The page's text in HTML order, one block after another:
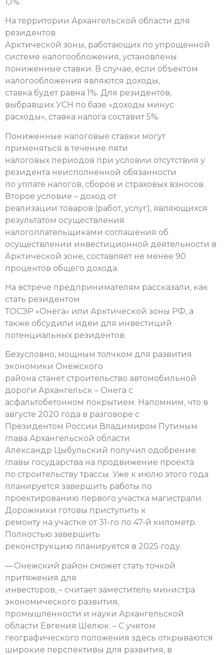
На территории Архангельской области для
резидентов
Арктической зоны, работающих по упрощенной
системе налогообложения, установлены
пониженные ставки. В случае, если объектом
налогообложения являются доходы,
ставка будет равна 1%. Для резидентов,
выбравших УСН по базе «доходы минус
расходы», ставка налога составит 5%.
Пониженные налоговые ставки могут
применяться в течение пяти
налоговых периодов при условии отсутствия у
резидента неисполненной обязанности
по уплате налогов, сборов и страховых взносов.
Второе условие – доход от
реализации товаров (работ, услуг), являющихся
результатом осуществления
налогоплательщиками соглашения об
осуществлении инвестиционной деятельности в
Арктической зоне, составляет не менее 90
процентов общего дохода.
На встрече предпринимателям рассказали, как
стать резидентом
ТОСЭР «Онега» или Арктической зоны РФ, а
также обсудили идеи для инвестиций
потенциальных резидентов.
Безусловно, мощным толчком для развития
экономики Онежского
района станет строительство автомобильной
дороги Архангельск – Онега с
асфальтобетонном покрытием. Напомним, что в
августе 2020 года в разговоре с
Президентом России Владимиром Путиным
глава Архангельской области
Александр Цыбульский получил одобрение
главы государства на продвижение проекта
по строительству трассы. Уже к июлю этого года
планируется завершить работы по
проектированию первого участка магистрали.
Дорожники готовы приступить к
ремонту на участке от 31-го по 47-й километр.
Полностью завершить
реконструкцию планируется в 2025 году.
— Онежский район сможет стать точкой
притяжения для
инвесторов, – считает заместитель министра
экономического развития,
промышленности и науки Архангельской
области Евгения Шелюк. – С учетом
географического положения здесь открываются
широкие перспективы для развития, в